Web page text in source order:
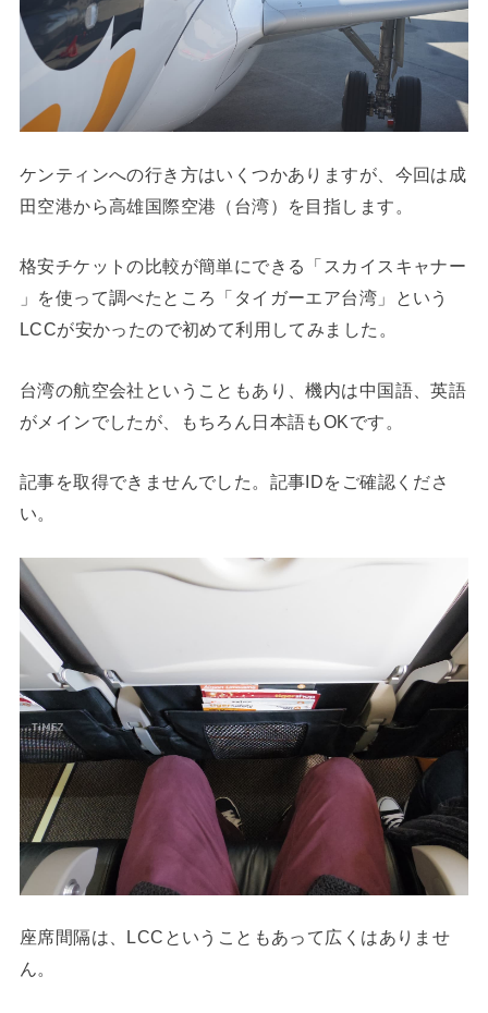
ケンティンへの行き方はいくつかありますが、今回は成
田空港から高雄国際空港（台湾）を目指します。
格安チケットの比較が簡単にできる「スカイスキャナー
」を使って調べたところ「タイガーエア台湾」という
LCCが安かったので初めて利用してみました。
台湾の航空会社ということもあり、機内は中国語、英語
がメインでしたが、もちろん日本語もOKです。
記事を取得できませんでした。記事IDをご確認くださ
い。
座席間隔は、LCCということもあって広くはありませ
ん。